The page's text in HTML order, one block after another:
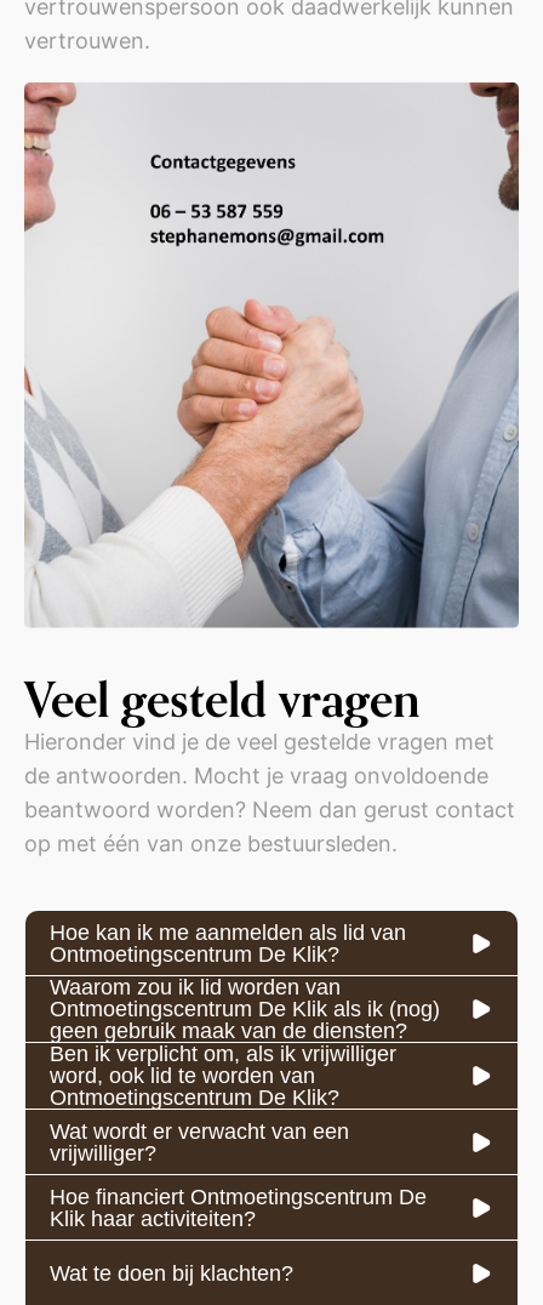
vertrouwenspersoon ook daadwerkelijk kunnen
vertrouwen.
Veel gesteld vragen
Hieronder vind je de veel gestelde vragen met
de antwoorden. Mocht je vraag onvoldoende
beantwoord worden? Neem dan gerust contact
op met één van onze bestuursleden.
Hoe kan ik me aanmelden als lid van
Ontmoetingscentrum De Klik?
Waarom zou ik lid worden van
Ontmoetingscentrum De Klik als ik (nog)
geen gebruik maak van de diensten?
Ben ik verplicht om, als ik vrijwilliger
word, ook lid te worden van
Ontmoetingscentrum De Klik?
Wat wordt er verwacht van een
vrijwilliger?
Hoe financiert Ontmoetingscentrum De
Klik haar activiteiten?
Wat te doen bij klachten?